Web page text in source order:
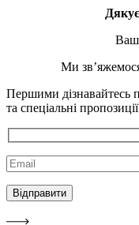
Ми
Першими дізнавайтесь
та спеціальні